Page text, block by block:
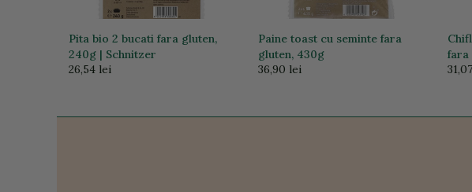
Pita bio 2 bucati fara gluten,
240g | Schnitzer
26,54 lei
Paine toast cu seminte fara
gluten, 430g
36,90 lei
fara